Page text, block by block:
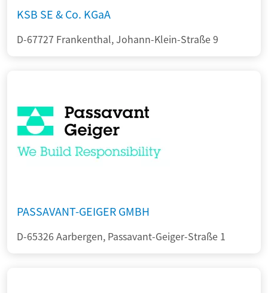
KSB SE & Co. KGaA
D-67727 Frankenthal, Johann-Klein-Straße 9
PASSAVANT-GEIGER GMBH
D-65326 Aarbergen, Passavant-Geiger-Straße 1